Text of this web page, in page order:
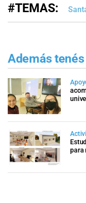
#TEMAS:
Además
para